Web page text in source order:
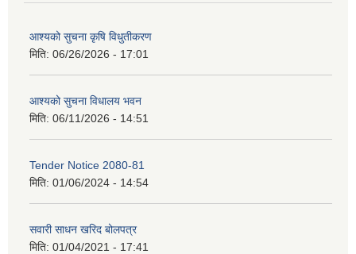
आश्यको सुचना कृषि विधुतीकरण
मिति: 06/26/2026 - 17:01
आश्यको सुचना विधालय भवन
मिति: 06/11/2026 - 14:51
Tender Notice 2080-81
मिति: 01/06/2024 - 14:54
सवारी साधन खरिद बोलपत्र
मिति: 01/04/2021 - 17:41